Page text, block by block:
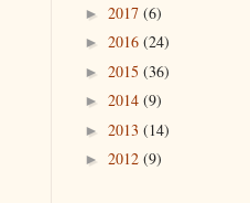
► 2017 (6)
► 2016 (24)
► 2015 (36)
► 2014 (9)
► 2013 (14)
► 2012 (9)